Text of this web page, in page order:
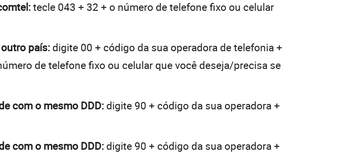
tecle 043 + 32 + o número de telefone fixo ou celular
país: digite 00 + código da sua operadora de telefonia +
de telefone fixo ou celular que você deseja/precisa se
com o mesmo DDD: digite 90 + código da sua operadora +
com o mesmo DDD: digite 90 + código da sua operadora +